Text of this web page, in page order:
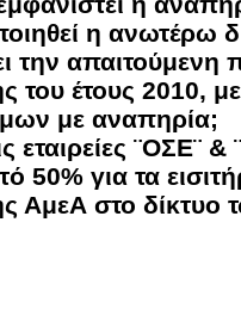
η ανωτέρω
την απαιτούμενη
του έτους 2010,
με αναπηρία;
εταιρείες ¨ΟΣΕ¨
50% για τα
ΑμεΑ στο